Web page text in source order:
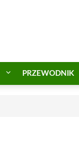
PRZEWODNIK